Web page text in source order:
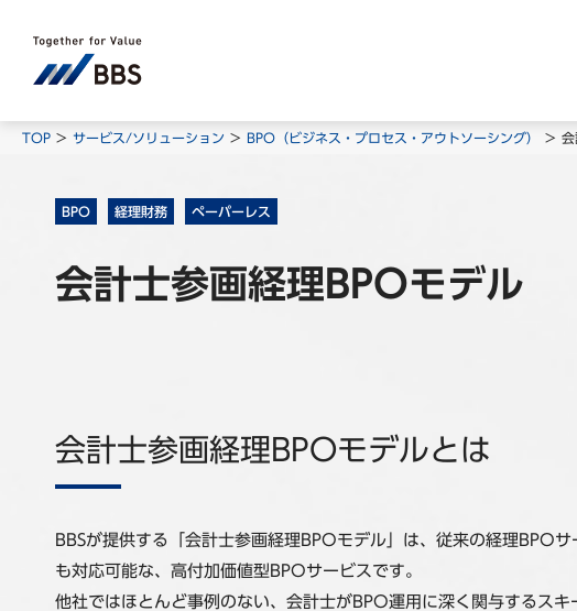
TOP サービス/ソリューション BPO（ビジネス・プロセス・アウトソーシング） 会
BPO 経理財務 ペーパーレス
会計士参画経理BPOモデル
会計士参画経理BPOモデルとは
BBSが提供する「会計士参画経理BPOモデル」は、従来の経理BPO
も対応可能な、高付加価値型BPOサービスです。
他社ではほとんど事例のない、会計士がBPO運用に深く関与するスキ